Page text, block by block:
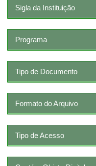
Sigla da Instituição
Programa
Tipo de Documento
Formato do Arquivo
Tipo de Acesso